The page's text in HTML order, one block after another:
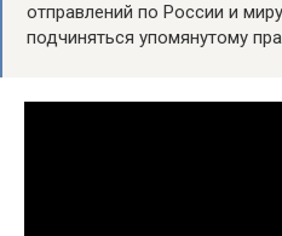
отправлений по России и
подчиняться упомянутому